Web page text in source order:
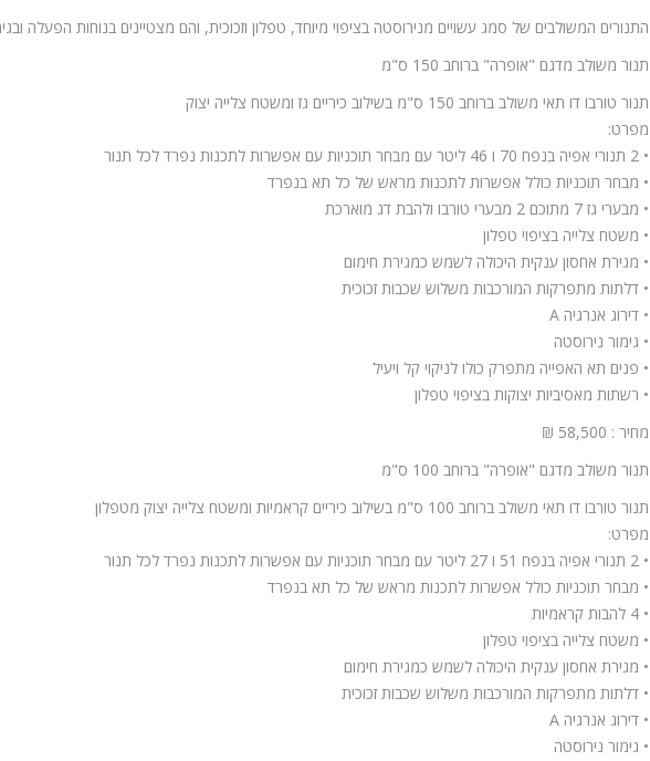
התנורים המשולבים של סמג עשויים מנירוסטה בציפוי מיוחד, טפלון וזכוכית, והם מצטיינים בנוחות הפעלה
תנור משולב מדגם "אופרה" ברוחב 150 ס"מ
תנור טורבו דו תאי משולב ברוחב 150 ס"מ בשילוב כיריים גז ומשטח צלייה יצוק
מפרט:
• 2 תנורי אפיה בנפח 70 ו 46 ליטר עם מבחר תוכניות עם אפשרות לתכנות נפרד לכל תנור
• מבחר תוכניות כולל אפשרות לתכנות מראש של כל תא בנפרד
• מבערי גז 7 מתוכם 2 מבערי טורבו ולהבת דג מוארכת
• משטח צלייה בציפוי טפלון
• מגירת אחסון ענקית היכולה לשמש כמגירת חימום
• דלתות מתפרקות המורכבות משלוש שכבות זכוכית
• דירוג אנרגיה A
• גימור נירוסטה
• פנים תא האפייה מתפרק כולו לניקוי קל ויעיל
• רשתות מאסיביות יצוקות בציפוי טפלון
מחיר : 58,500 ₪
תנור משולב מדגם "אופרה" ברוחב 100 ס"מ
תנור טורבו דו תאי משולב ברוחב 100 ס"מ בשילוב כיריים קראמיות ומשטח צלייה יצוק מטפלון
מפרט:
• 2 תנורי אפיה בנפח 51 ו 27 ליטר עם מבחר תוכניות עם אפשרות לתכנות נפרד לכל תנור
• מבחר תוכניות כולל אפשרות לתכנות מראש של כל תא בנפרד
• 4 להבות קראמיות
• משטח צלייה בציפוי טפלון
• מגירת אחסון ענקית היכולה לשמש כמגירת חימום
• דלתות מתפרקות המורכבות משלוש שכבות זכוכית
• דירוג אנרגיה A
• גימור נירוסטה